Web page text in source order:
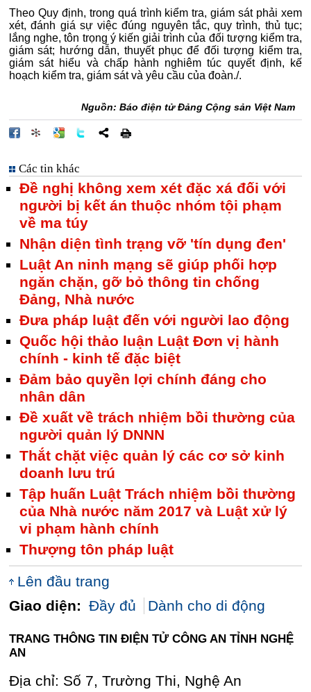
Theo Quy định, trong quá trình kiểm tra, giám sát phải xem
xét, đánh giá sự việc đúng nguyên tắc, quy trình, thủ tục;
lắng nghe, tôn trọng ý kiến giải trình của đối tượng kiểm tra,
giám sát; hướng dẫn, thuyết phục để đối tượng kiểm tra,
giám sát hiểu và chấp hành nghiêm túc quyết định, kế
hoạch kiểm tra, giám sát và yêu cầu của đoàn./.
Nguồn: Báo điện tử Đảng Cộng sản Việt Nam
Các tin khác
Đề nghị không xem xét đặc xá đối với
người bị kết án thuộc nhóm tội phạm
về ma túy
Nhận diện tình trạng vỡ 'tín dụng đen'
Luật An ninh mạng sẽ giúp phối hợp
ngăn chặn, gỡ bỏ thông tin chống
Đảng, Nhà nước
Đưa pháp luật đến với người lao động
Quốc hội thảo luận Luật Đơn vị hành
chính - kinh tế đặc biệt
Đảm bảo quyền lợi chính đáng cho
nhân dân
Đề xuất về trách nhiệm bồi thường của
người quản lý DNNN
Thắt chặt việc quản lý các cơ sở kinh
doanh lưu trú
Tập huấn Luật Trách nhiệm bồi thường
của Nhà nước năm 2017 và Luật xử lý
vi phạm hành chính
Thượng tôn pháp luật
Lên đầu trang
Giao diện: Đầy đủ Dành cho di động
TRANG THÔNG TIN ĐIỆN TỬ CÔNG AN TỈNH NGHỆ
AN
Địa chỉ: Số 7, Trường Thi, Nghệ An